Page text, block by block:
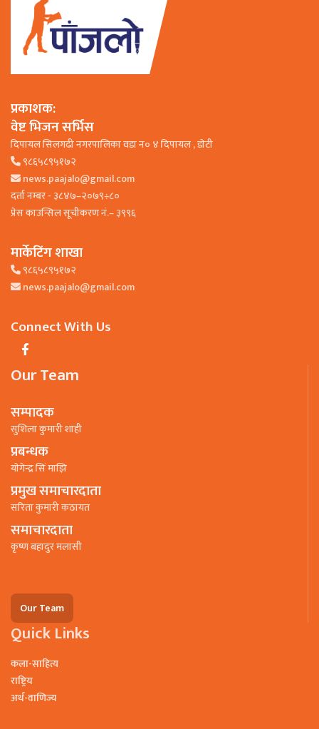
प्रकाशक:
वेष्ट भिजन सर्भिस
दिपायल सिलगढी नगरपालिका वडा न० ४ दिपायल , डाेटी
९८६५८९५१७२
news.paajalo@gmail.com
दर्ता नम्बर - ३८४७–२०७९÷८०
प्रेस काउन्सिल सूचीकरण नं.– ३९९६
मार्केटिंग शाखा
९८६५८९५१७२
news.paajalo@gmail.com
Connect With Us
Our Team
सम्पादक
सुशिला कुमारी शाही
प्रबन्धक
याेगेन्द्र सिं माझि
प्रमुख समाचारदाता
सरिता कुमारी कठायत
समाचारदाता
कृष्ण बहादुर मलासी
Our Team
Quick Links
कला-साहित्य
राष्ट्रिय
अर्थ-वाणिज्य